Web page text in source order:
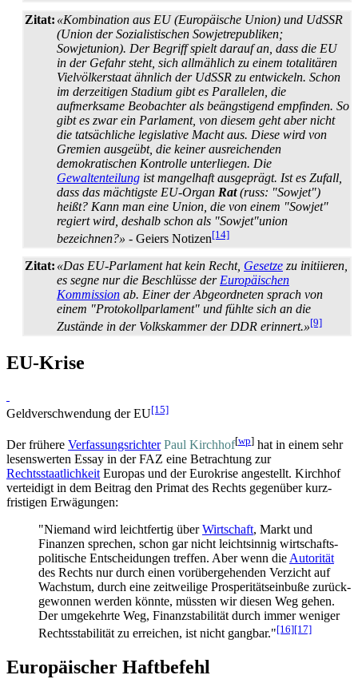
Zitat: «Kombination aus EU (Europäische Union) und UdSSR
(Union der Sozialistischen Sowjet­republiken;
Sowjetunion). Der Begriff spielt darauf an, dass die EU
in der Gefahr steht, sich allmählich zu einem totalitären
Viel­völker­staat ähnlich der UdSSR zu entwickeln. Schon
im derzeitigen Stadium gibt es Parallelen, die
aufmerksame Beobachter als beängstigend empfinden. So
gibt es zwar ein Parlament, von diesem geht aber nicht
die tatsächliche legislative Macht aus. Diese wird von
Gremien ausgeübt, die keiner ausreichenden
demokratischen Kontrolle unterliegen. Die
Gewaltenteilung ist mangelhaft ausgeprägt. Ist es Zufall,
dass das mächtigste EU-Organ Rat(russ: "Sowjet")
heißt? Kann man eine Union, die von einem "Sowjet"
regiert wird, deshalb schon als "Sowjet"union
bezeichnen?» - Geiers Notizen[14]
Zitat: «Das EU-Parlament hat kein Recht, Gesetze zu initiieren,
es segne nur die Beschlüsse der Europäischen
Kommission ab. Einer der Abgeordneten sprach von
einem "Protokoll­parlament" und fühlte sich an die
Zustände in der Volkskammer der DDR erinnert.»[9]
EU-Krise
Geldverschwendung der EU[15]
Der frühere Verfassungsrichter Paul Kirchhof[wp] hat in einem sehr
lesenswerten Essay in der FAZ eine Betrachtung zur
Rechtsstaatlichkeit Europas und der Eurokrise angestellt. Kirchhof
verteidigt in dem Beitrag den Primat des Rechts gegenüber kurz­
fristigen Erwägungen:
"Niemand wird leichtfertig überWirtschaft, Markt und
Finanzen sprechen, schon gar nicht leichtsinnig wirt­schafts­
politische Entscheidungen treffen. Aber wenn die Autorität
des Rechts nur durch einen vorüber­gehenden Verzicht auf
Wachstum, durch eine zeitweilige Prosperitäts­einbuße zurück­
gewonnen werden könnte, müssten wir diesen Weg gehen.
Der umgekehrte Weg, Finanz­stabilität durch immer weniger
Rechtsstabilität zu erreichen, ist nicht gangbar."[16][17]
Europäischer Haftbefehl